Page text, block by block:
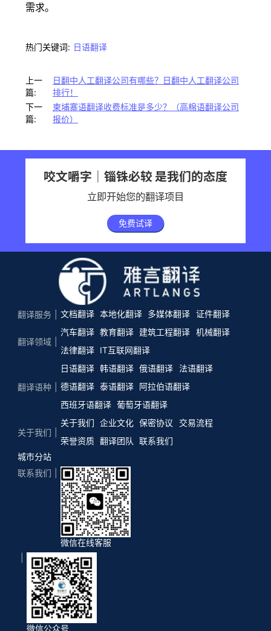
需求。
热门关键词: 日语翻译
上一
篇:
日翻中人工翻译公司有哪些？日翻中人工翻译公司
排行！
下一
篇:
柬埔寨语翻译收费标准是多少？（高棉语翻译公司
报价）
咬文嚼字｜锱铢必较 是我们的态度
立即开始您的翻译项目
免费试译
翻译服务 文档翻译 本地化翻译 多媒体翻译 证件翻译
翻译领域
汽车翻译 教育翻译 建筑工程翻译 机械翻译
法律翻译
IT互联网翻译
翻译语种
日语翻译 韩语翻译 俄语翻译
法语翻译
德语翻译 泰语翻译 阿拉伯语翻译
西班牙语翻译 葡萄牙语翻译
关于我们
关于我们 企业文化 保密协议
交易流程
荣誉资质 翻译团队
联系我们
城市分站
联系我们
微信在线客服
微信公众号